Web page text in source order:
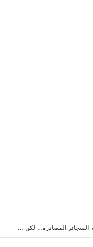
صغير أثناء الهروب أسقط الخطة وكشفهم!